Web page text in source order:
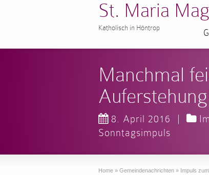
St. Maria
Katholisch in Höntrop
Manchmal
8. April 2016 |
Sonntagsimpuls
Home » Gemeindenachrichten » Impuls